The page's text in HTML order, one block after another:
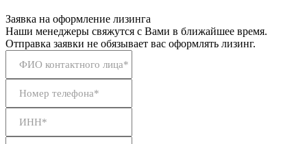
Заявка на оформление лизинга
Наши менеджеры свяжутся с Вами в ближайшее время.
Отправка заявки не обязывает вас оформлять лизинг.
ФИО контактного лица*
Номер телефона*
ИНН*